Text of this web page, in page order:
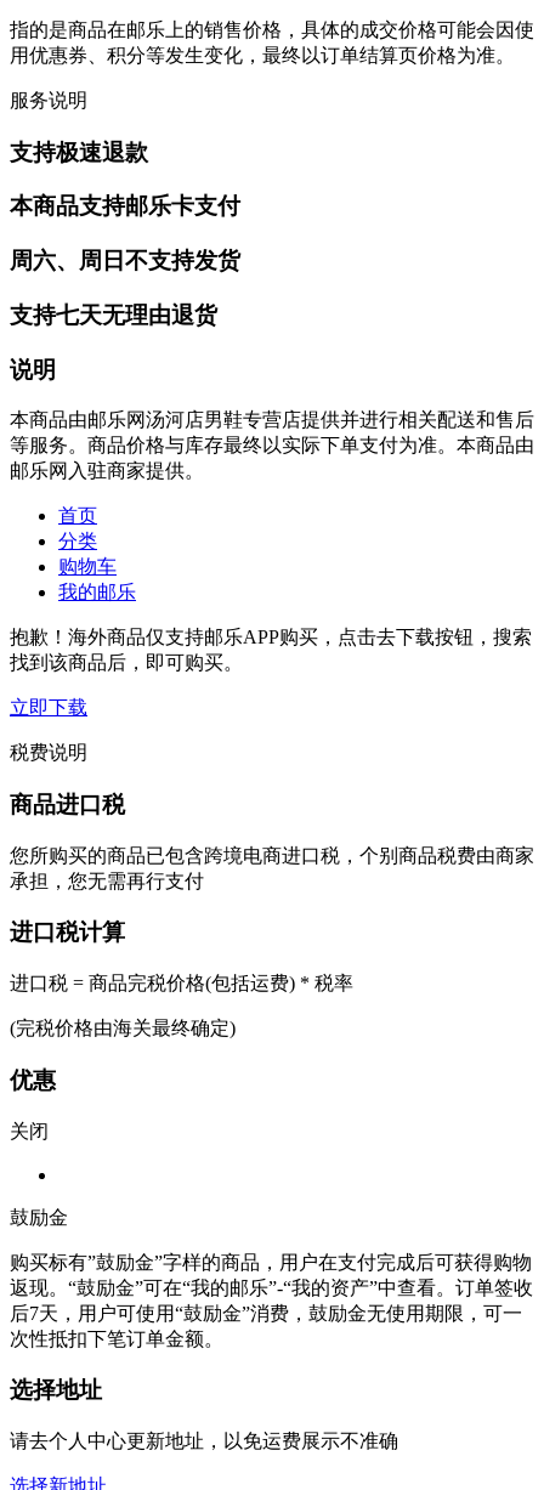
指的是商品在邮乐上的销售价格，具体的成交价格可能会因使
用优惠券、积分等发生变化，最终以订单结算页价格为准。
服务说明
支持极速退款
本商品支持邮乐卡支付
周六、周日不支持发货
支持七天无理由退货
说明
本商品由邮乐网汤河店男鞋专营店提供并进行相关配送和售后
等服务。商品价格与库存最终以实际下单支付为准。本商品由
邮乐网入驻商家提供。
首页
分类
购物车
我的邮乐
抱歉！海外商品仅支持邮乐APP购买，点击去下载按钮，搜索
找到该商品后，即可购买。
立即下载
税费说明
商品进口税
您所购买的商品已包含跨境电商进口税，个别商品税费由商家
承担，您无需再行支付
进口税计算
进口税 = 商品完税价格(包括运费) * 税率
(完税价格由海关最终确定)
优惠
关闭
鼓励金
购买标有”鼓励金”字样的商品，用户在支付完成后可获得购物
返现。“鼓励金”可在“我的邮乐”-“我的资产”中查看。订单签收
后7天，用户可使用“鼓励金”消费，鼓励金无使用期限，可一
次性抵扣下笔订单金额。
选择地址
请去个人中心更新地址，以免运费展示不准确
选择新地址